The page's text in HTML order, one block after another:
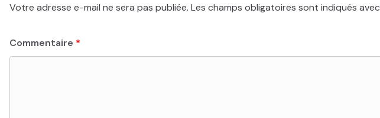
Votre adresse e-mail ne sera pas publiée. Les champs obligatoires sont indiqués avec
Commentaire *